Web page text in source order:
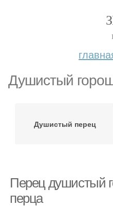
Душистый
Душистый перец
Перец душистый
перца